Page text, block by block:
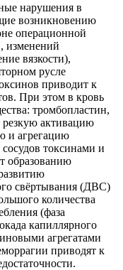
нарушения в
возникновению
операционной
изменений
вязкости),
русле
приводит к
При этом в кровь
тромбопластин,
активацию
и агрегацию
токсинами и
образованию
свёртывания (ДВС)
количества
(фаза
капиллярного
агрегатами
приводят к